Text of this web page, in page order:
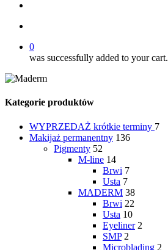
0
was successfully added to your cart.
Kategorie produktów
WYPRZEDAŻ krótkie terminy 7
Makijaż permanentny 136
Pigmenty 52
M-line 14
Brwi 7
Usta 7
MADERM 38
Brwi 22
Usta 10
Eyeliner 2
SMP 2
Microblading 2